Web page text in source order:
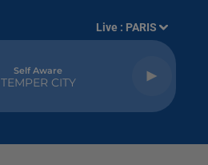
Live : PARIS
Self Aware
TEMPER CITY